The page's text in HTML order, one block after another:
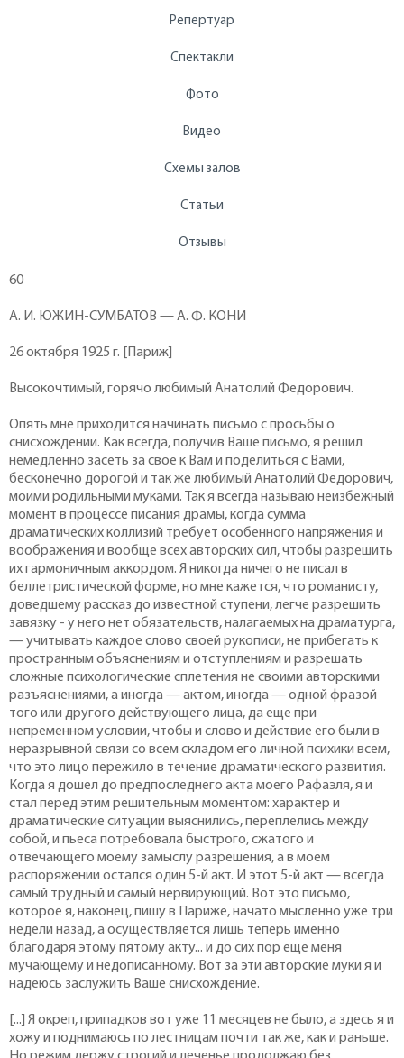
Репертуар
Спектакли
Фото
Видео
Схемы залов
Статьи
Отзывы
60
А. И. ЮЖИН-СУМБАТОВ — А. Ф. КОНИ
26 октября 1925 г. [Париж]
Высокочтимый, горячо любимый Анатолий Федорович.
Опять мне приходится начинать письмо с просьбы о
снисхождении. Как всегда, получив Ваше письмо, я решил
немедленно засеть за свое к Вам и поделиться с Вами,
бесконечно дорогой и так же любимый Анатолий Федорович,
моими родильными муками. Так я всегда называю неизбежный
момент в процессе писания драмы, когда сумма
драматических коллизий требует особенного напряжения и
воображения и вообще всех авторских сил, чтобы разрешить
их гармоничным аккордом. Я никогда ничего не писал в
беллетристической форме, но мне кажется, что романисту,
доведшему рассказ до известной ступени, легче разрешить
завязку - у него нет обязательств, налагаемых на драматурга,
— учитывать каждое слово своей рукописи, не прибегать к
пространным объяснениям и отступлениям и разрешать
сложные психологические сплетения не своими авторскими
разъяснениями, а иногда — актом, иногда — одной фразой
того или другого действующего лица, да еще при
непременном условии, чтобы и слово и действие его были в
неразрывной связи со всем складом его личной психики всем,
что это лицо пережило в течение драматического развития.
Когда я дошел до предпоследнего акта моего Рафаэля, я и
стал перед этим решительным моментом: характер и
драматические ситуации выяснились, переплелись между
собой, и пьеса потребовала быстрого, сжатого и
отвечающего моему замыслу разрешения, а в моем
распоряжении остался один 5-й акт. И этот 5-й акт — всегда
самый трудный и самый нервирующий. Вот это письмо,
которое я, наконец, пишу в Париже, начато мысленно уже три
недели назад, а осуществляется лишь теперь именно
благодаря этому пятому акту... и до сих пор еще меня
мучающему и недописанному. Вот за эти авторские муки я и
надеюсь заслужить Ваше снисхождение.
[...] Я окреп, припадков вот уже 11 месяцев не было, а здесь я и
хожу и поднимаюсь по лестницам почти так же, как и раньше.